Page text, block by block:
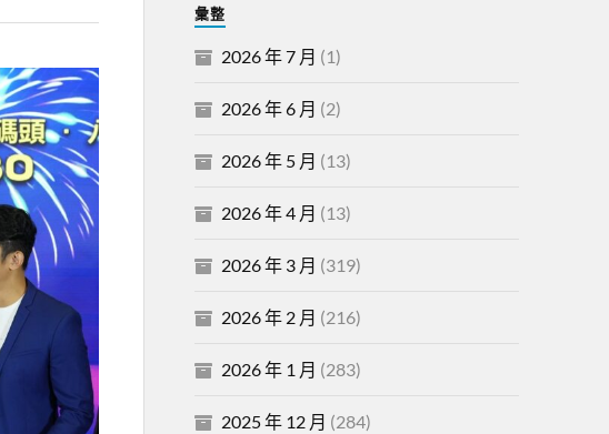
彙整
2026 年 7 月 (1)
2026 年 6 月 (2)
2026 年 5 月 (13)
2026 年 4 月 (13)
2026 年 3 月 (319)
2026 年 2 月 (216)
2026 年 1 月 (283)
2025 年 12 月 (284)